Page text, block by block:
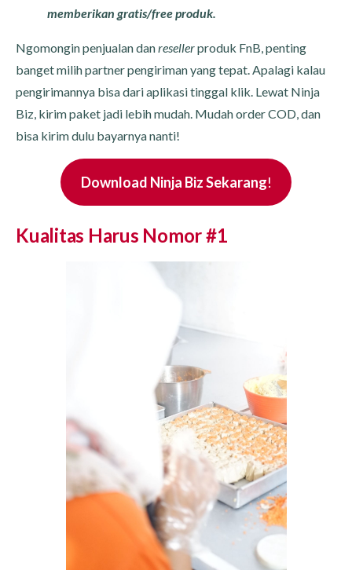
memberikan gratis/free produk.
Ngomongin penjualan danresellerproduk FnB, penting
banget milih partner pengiriman yang tepat. Apalagi kalau
pengirimannya bisa dari aplikasi tinggal klik. Lewat Ninja
Biz, kirim paket jadi lebih mudah. Mudah order COD, dan
bisa kirim dulu bayarnya nanti!
Download Ninja Biz Sekarang!
Kualitas Harus Nomor #1